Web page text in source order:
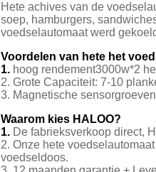
Hete achives van de
soep, hamburgers,
voedselautomaat werd
Voordelen van hete het
1. hoog rendement3000w*2
2. Grote Capaciteit: 7-10
3. Magnetische
Waarom kies HALOO?
1. De fabrieksverkoop direct,
2. Onze hete
voedseldoos.